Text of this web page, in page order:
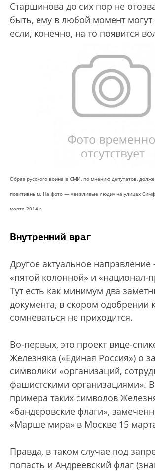
Старшинова до сих пор не
быть, ему в любой момент
если, конечно, на то появится
Образ русского воина в СМИ, по мнению депутатов,
позитивным. На фото — «вежливые люди» на улицах
марта 2014 г.
Внутренний враг
Другое актуальное
«пятой колонной» и «национал-
Тут есть как минимум два
документа, в скором одобрении
сомневаться не приходится.
Во-первых, это проект вице-
Железняка («Единая Россия») о
символики «организаций,
фашистскими организациями». В
примера таких символов
«бандеровские флаги»,
«Марше мира» в Москве 15
Правда, в таком случае под
попасть и Андреевский флаг